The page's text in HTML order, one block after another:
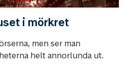
i mörkret
men ser man
helt annorlunda ut.